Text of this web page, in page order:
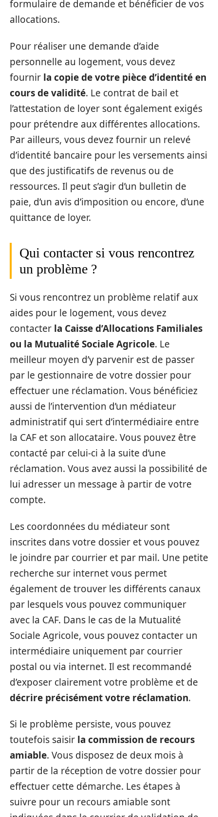
formulaire de demande et bénéficier de vos
allocations.
Pour réaliser une demande d’aide
personnelle au logement, vous devez
fournir la copie de votre pièce d’identité en
cours de validité. Le contrat de bail et
l’attestation de loyer sont également exigés
pour prétendre aux différentes allocations.
Par ailleurs, vous devez fournir un relevé
d’identité bancaire pour les versements ainsi
que des justificatifs de revenus ou de
ressources. Il peut s’agir d’un bulletin de
paie, d’un avis d’imposition ou encore, d’une
quittance de loyer.
Qui contacter si vous rencontrez
un problème ?
Si vous rencontrez un problème relatif aux
aides pour le logement, vous devez
contacter la Caisse d’Allocations Familiales
ou la Mutualité Sociale Agricole. Le
meilleur moyen d’y parvenir est de passer
par le gestionnaire de votre dossier pour
effectuer une réclamation. Vous bénéficiez
aussi de l’intervention d’un médiateur
administratif qui sert d’intermédiaire entre
la CAF et son allocataire. Vous pouvez être
contacté par celui-ci à la suite d’une
réclamation. Vous avez aussi la possibilité de
lui adresser un message à partir de votre
compte.
Les coordonnées du médiateur sont
inscrites dans votre dossier et vous pouvez
le joindre par courrier et par mail. Une petite
recherche sur internet vous permet
également de trouver les différents canaux
par lesquels vous pouvez communiquer
avec la CAF. Dans le cas de la Mutualité
Sociale Agricole, vous pouvez contacter un
intermédiaire uniquement par courrier
postal ou via internet. Il est recommandé
d’exposer clairement votre problème et de
décrire précisément votre réclamation.
Si le problème persiste, vous pouvez
toutefois saisir la commission de recours
amiable. Vous disposez de deux mois à
partir de la réception de votre dossier pour
effectuer cette démarche. Les étapes à
suivre pour un recours amiable sont